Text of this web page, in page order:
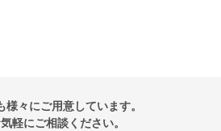
様々にご用意しています。
軽にご相談ください。